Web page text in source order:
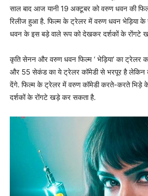
साल बाद आज यानी 19 अक्टूबर को वरुण धवन की
रिलीज हुआ है. फिल्म के ट्रेलर में वरुण धवन भेड़िया
धवन के इस बड़े वाले रूप को देखकर दर्शकों के रोंगटे
कृति सेनन और वरुण धवन फिल्म ‘ भेड़िया’ का ट्रेलर
और 55 सेकंड का ये ट्रेलर कॉमेडी से भरपूर है लेकिन
देंगे. फिल्म के ट्रेलर में वरुण कॉमेडी करते-करते भिड़े
दर्शकों के रोंगटे खड़े कर सकता है.